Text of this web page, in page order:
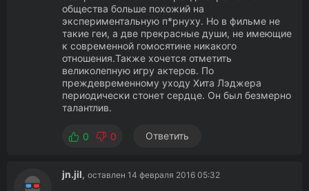
общества больше похожий на
экспериментальную п*рнуху. Но в фильме не
такие геи, а две прекрасные души, не имеющие
к современной гомосятине никакого
отношения.Также хочется отметить
великолепную игру актеров. По
преждевременному уходу Хита Лэджера
периодически стонет сердце. Он был безмерно
талантлив.
0 0 Ответить
jn.jil, оставлен 14 февраля 2016 05:32